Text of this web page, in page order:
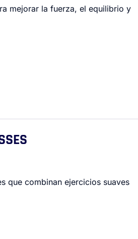
mejorar la fuerza, el equilibrio y
que combinan ejercicios suaves